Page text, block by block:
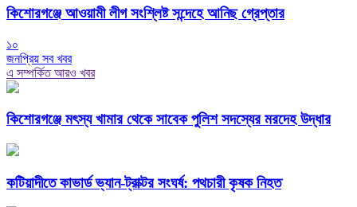
কিশোরগঞ্জে আওয়ামী লীগ সংশ্লিষ্ট সন্দেহে আনিছ গ্রেপ্তার
১০
জনপ্রিয় সব খবর
এ সম্পর্কিত আরও খবর
কিশোরগঞ্জে মৎস্য খামার থেকে সাবেক পুলিশ সদস্যের মরদেহ উদ্ধার
কটিয়াদীতে কাভার্ড ভ্যান-ট্রাক্টর সংঘর্ষ: পথচারী কৃষক নিহত